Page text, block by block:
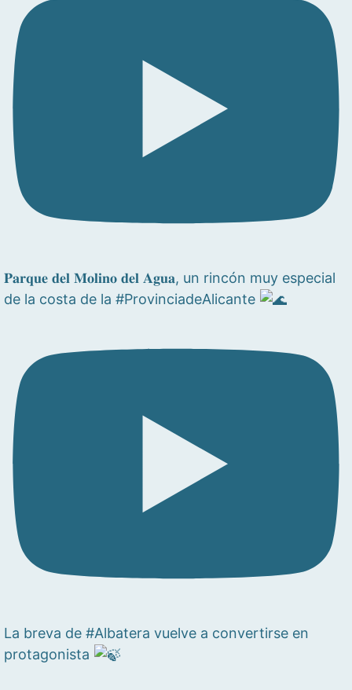
𝐏𝐚𝐫𝐪𝐮𝐞 𝐝𝐞𝐥 𝐌𝐨𝐥𝐢𝐧𝐨 𝐝𝐞𝐥 𝐀𝐠𝐮𝐚, un rincón muy especial
de la costa de la #ProvinciadeAlicante
La breva de #Albatera vuelve a convertirse en
protagonista